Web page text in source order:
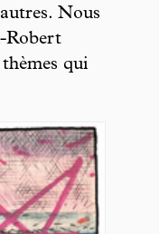
Nous
Robert
qui